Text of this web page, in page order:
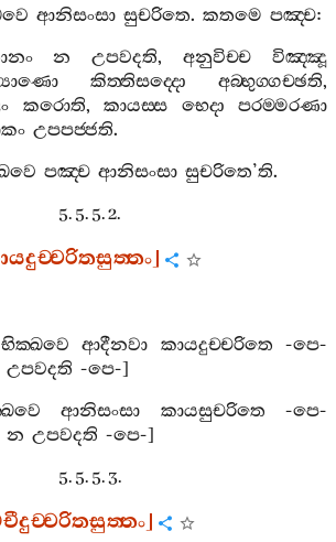
ආනිසංසා සුචරිතෙ. කතමෙ පඤ‍්ච:
න උපවදති,අනුවිච‍්ච
විඤ‍්ඤූ
කිත‍්තිසද‍්දො අබ‍්භුග‍්ගච‍්ඡති,
කරොති,කායස‍්ස භෙදා
පරම‍්මරණා
උපපජ‍්ජති.
පඤ‍්ච ආනිසංසා සුචරිතෙ’ති.
5. 5. 5. 2.
]
භික‍්ඛවෙ ආදීනවා කායදුච‍්චරිතෙ -පෙ-
උපවදති -පෙ-]
ආනිසංසා කායසුචරිතෙ -පෙ-
න උපවදති -පෙ-]
5. 5. 5. 3.
]